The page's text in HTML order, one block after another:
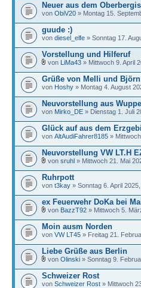
Neuer aus dem
von ObiV20 » Montag 15.
guude :)
von diesel_elfe » Sonntag 17.
Vorstellung und Hilferuf
von LiMa43 » Mittwoch 9. April
Grüße von Melli und
von Hoshy » Montag 4. August
Neuvorstellung aus
von Mirko_DE » Dienstag 1. Juli
Glück auf aus dem
von AltAudiFahrer8185 »
Neuvorstellung VW LT.H
von sruhl » Mittwoch 21. Mai
Ruhrpott
von t3kay » Sonntag 6. April
ex Feuerwehr DoKa bei
von BazzT92 » Mittwoch 5.
Moin ausm Norden
von VW LT45 » Freitag 21.
Liebe Grüße aus Berlin
von Olinski » Sonntag 9.
Schweizer Rost
von Schweizer Rost » Mittwoch